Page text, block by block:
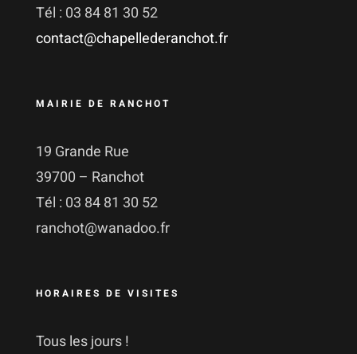
Tél : 03 84 81 30 52
contact@chapellederanchot.fr
MAIRIE DE RANCHOT
19 Grande Rue
39700 – Ranchot
Tél : 03 84 81 30 52
ranchot@wanadoo.fr
HORAIRES DE VISITES
Tous les jours !